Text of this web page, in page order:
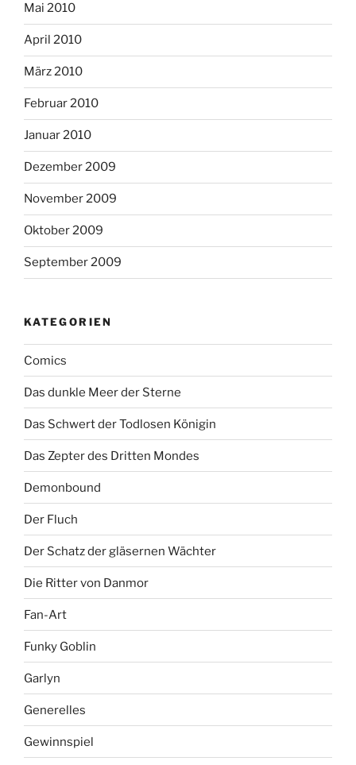
Mai 2010
April 2010
März 2010
Februar 2010
Januar 2010
Dezember 2009
November 2009
Oktober 2009
September 2009
KATEGORIEN
Comics
Das dunkle Meer der Sterne
Das Schwert der Todlosen Königin
Das Zepter des Dritten Mondes
Demonbound
Der Fluch
Der Schatz der gläsernen Wächter
Die Ritter von Danmor
Fan-Art
Funky Goblin
Garlyn
Generelles
Gewinnspiel